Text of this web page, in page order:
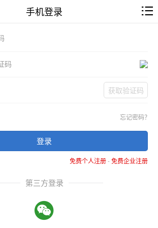
手机登录
获取验证码
忘记密码？
登录
免费个人注册-免费企业注册
第三方登录